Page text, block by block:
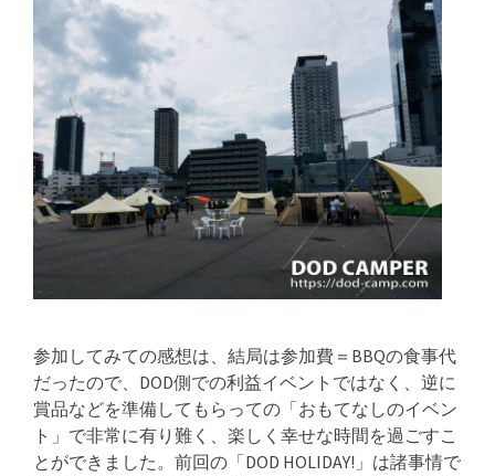
参加してみての感想は、結局は参加費＝BBQの食事代
だったので、DOD側での利益イベントではなく、逆に
賞品などを準備してもらっての「おもてなしのイベン
ト」で非常に有り難く、楽しく幸せな時間を過ごすこ
とができました。前回の「DOD HOLIDAY!」は諸事情で